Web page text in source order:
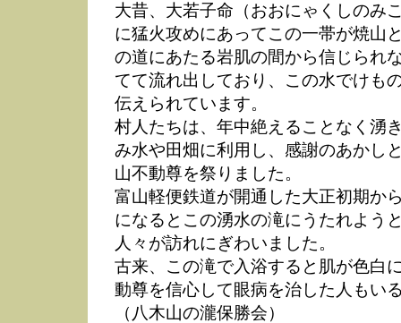
大昔、大若子命（おおにゃくしのみ
に猛火攻めにあってこの一帯が焼山
の道にあたる岩肌の間から信じられ
てて流れ出しており、この水でけも
伝えられています。
村人たちは、年中絶えることなく湧
み水や田畑に利用し、感謝のあかし
山不動尊を祭りました。
富山軽便鉄道が開通した大正初期か
になるとこの湧水の滝にうたれよう
人々が訪れにぎわいました。
古来、この滝で入浴すると肌が色白
動尊を信心して眼病を治した人もい
（八木山の瀧保勝会）